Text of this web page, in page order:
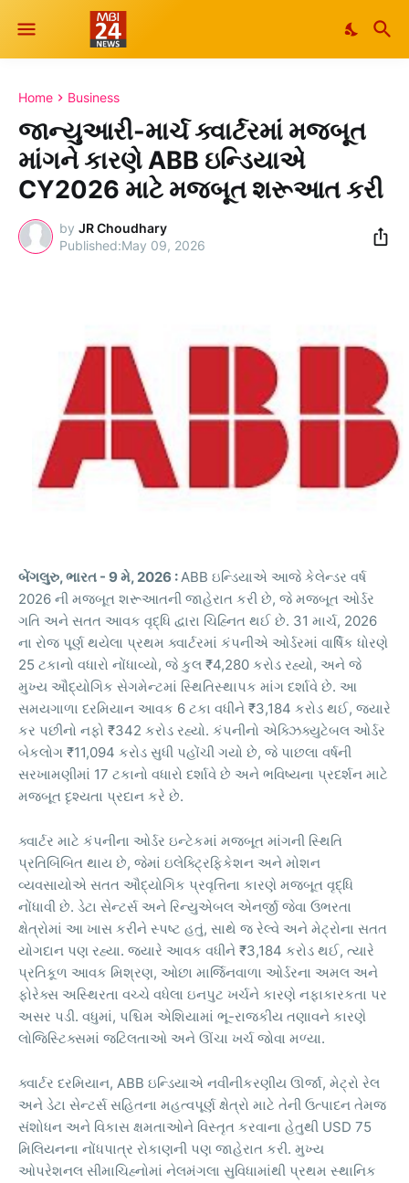
Home Business
જાન્યુઆરી-માર્ચ ક્વાર્ટરમાં મજબૂત
માંગને કારણે ABB ઇન્ડિયાએ
CY2026 માટે મજબૂત શરૂઆત કરી
by JR Choudhary
May 09, 2026
બેંગલુરુ,ભારત - 9મે, 2026 :ABB ઇન્ડિયાએ આજે કેલેન્ડર વર્ષ
2026 ની મજબૂત શરૂઆતની જાહેરાત કરી છે, જે મજબૂત ઓર્ડર
ગતિ અને સતત આવક વૃદ્ધિ દ્વારા ચિહ્નિત થઈ છે. 31 માર્ચ, 2026
ના રોજ પૂર્ણ થયેલા પ્રથમ ક્વાર્ટરમાં કંપનીએ ઓર્ડરમાં વાર્ષિક ધોરણે
25 ટકાનો વધારો નોંધાવ્યો, જે કુલ ₹4,280 કરોડ રહ્યો, અને જે
મુખ્ય ઔદ્યોગિક સેગમેન્ટમાં સ્થિતિસ્થાપક માંગ દર્શાવે છે. આ
સમયગાળા દરમિયાન આવક 6 ટકા વધીને ₹3,184 કરોડ થઈ, જ્યારે
કર પછીનો નફો ₹342 કરોડ રહ્યો. કંપનીનો એક્ઝિક્યુટેબલ ઓર્ડર
બેકલોગ ₹11,094 કરોડ સુધી પહોંચી ગયો છે, જે પાછલા વર્ષની
સરખામણીમાં 17 ટકાનો વધારો દર્શાવે છે અને ભવિષ્યના પ્રદર્શન માટે
મજબૂત દૃશ્યતા પ્રદાન કરે છે.
ક્વાર્ટર માટે કંપનીના ઓર્ડર ઇન્ટેકમાં મજબૂત માંગની સ્થિતિ
પ્રતિબિંબિત થાય છે, જેમાં ઇલેક્ટ્રિફિકેશન અને મોશન
વ્યવસાયોએ સતત ઔદ્યોગિક પ્રવૃત્તિના કારણે મજબૂત વૃદ્ધિ
નોંધાવી છે. ડેટા સેન્ટર્સ અને રિન્યુએબલ એનર્જી જેવા ઉભરતા
ક્ષેત્રોમાં આ ખાસ કરીને સ્પષ્ટ હતું, સાથે જ રેલ્વે અને મેટ્રોના સતત
યોગદાન પણ રહ્યા. જ્યારે આવક વધીને ₹3,184 કરોડ થઈ, ત્યારે
પ્રતિકૂળ આવક મિશ્રણ, ઓછા માર્જિનવાળા ઓર્ડરના અમલ અને
ફોરેક્સ અસ્થિરતા વચ્ચે વધેલા ઇનપુટ ખર્ચને કારણે નફાકારકતા પર
અસર પડી. વધુમાં, પશ્ચિમ એશિયામાં ભૂ-રાજકીય તણાવને કારણે
લોજિસ્ટિક્સમાં જટિલતાઓ અને ઊંચા ખર્ચ જોવા મળ્યા.
ક્વાર્ટર દરમિયાન, ABB ઇન્ડિયાએ નવીનીકરણીય ઊર્જા, મેટ્રો રેલ
અને ડેટા સેન્ટર્સ સહિતના મહત્વપૂર્ણ ક્ષેત્રો માટે તેની ઉત્પાદન તેમજ
સંશોધન અને વિકાસ ક્ષમતાઓને વિસ્તૃત કરવાના હેતુથી USD 75
મિલિયનના નોંધપાત્ર રોકાણની પણ જાહેરાત કરી. મુખ્ય
ઓપરેશનલ સીમાચિહ્નોમાં નેલમંગલા સુવિધામાંથી પ્રથમ સ્થાનિક